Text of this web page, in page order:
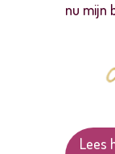
nu mijn
Lees